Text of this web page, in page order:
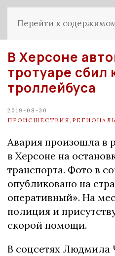
Перейти к
В Херсоне
тротуаре сбил
троллейбуса
2019-08-30
ПРОИСШЕСТВИЯ
Авария произошла в
в Херсоне на
транспорта. Фото в
опубликовано на
оперативный». На
полиция и
скорой помощи.
В соцсетях Людмила